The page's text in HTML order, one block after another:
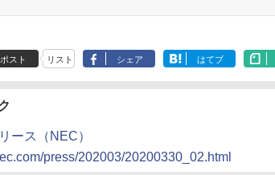
ポスト リスト シェア はてブ
ース（NEC）
press/202003/20200330_02.html